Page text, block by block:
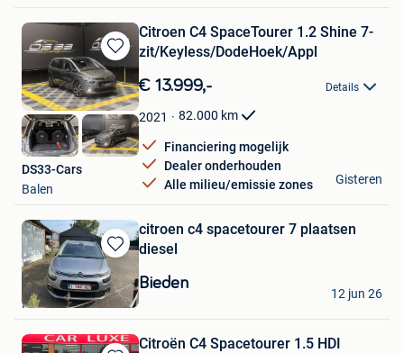
Bewaren
in
Mijn
Favorieten
Citroen C4 SpaceTourer 1.2 Shine 7-
zit/Keyless/DodeHoek/Appl
€ 13.999,- Details
2021 82.000 km
Financiering mogelijk
Dealer onderhouden
Alle milieu/emissie zones
DS33-Cars
Balen
Gisteren
Bewaren
in
Mijn
Favorieten
citroen c4 spacetourer 7 plaatsen
diesel
Bieden
dhunché
Halleux
12 jun 26
Citroën C4 Spacetourer 1.5 HDI